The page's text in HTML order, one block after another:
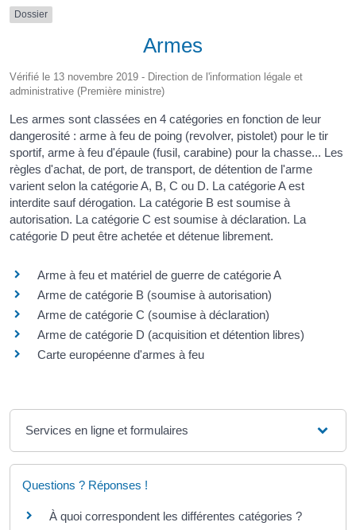
Dossier
Armes
Vérifié le 13 novembre 2019 - Direction de l'information légale et
administrative (Première ministre)
Les armes sont classées en 4 catégories en fonction de leur
dangerosité : arme à feu de poing (revolver, pistolet) pour le tir
sportif, arme à feu d'épaule (fusil, carabine) pour la chasse... Les
règles d'achat, de port, de transport, de détention de l'arme
varient selon la catégorie A, B, C ou D. La catégorie A est
interdite sauf dérogation. La catégorie B est soumise à
autorisation. La catégorie C est soumise à déclaration. La
catégorie D peut être achetée et détenue librement.
Arme à feu et matériel de guerre de catégorie A
Arme de catégorie B (soumise à autorisation)
Arme de catégorie C (soumise à déclaration)
Arme de catégorie D (acquisition et détention libres)
Carte européenne d'armes à feu
Services en ligne et formulaires
Questions ? Réponses !
À quoi correspondent les différentes catégories ?